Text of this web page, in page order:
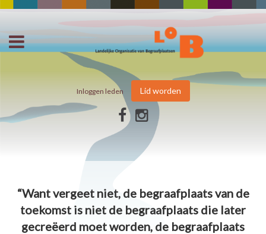
Inloggen leden Lid worden
“Want vergeet niet, de begraafplaats van de
toekomst is niet de begraafplaats die later
gecreëerd moet worden, de begraafplaats